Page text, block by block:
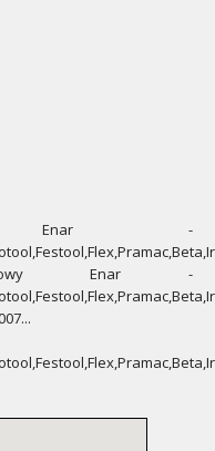
-
Enar -